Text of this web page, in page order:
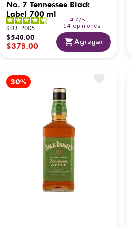
No. 7 Tennessee Black
Label 700 ml
4.7/5
-
94 opiniones
SKU:2005
$540.00
$378.00 Agregar